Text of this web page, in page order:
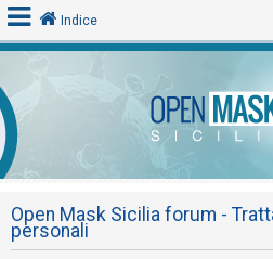
o
g
n
Indice
Open Mask Sicilia forum -
personali